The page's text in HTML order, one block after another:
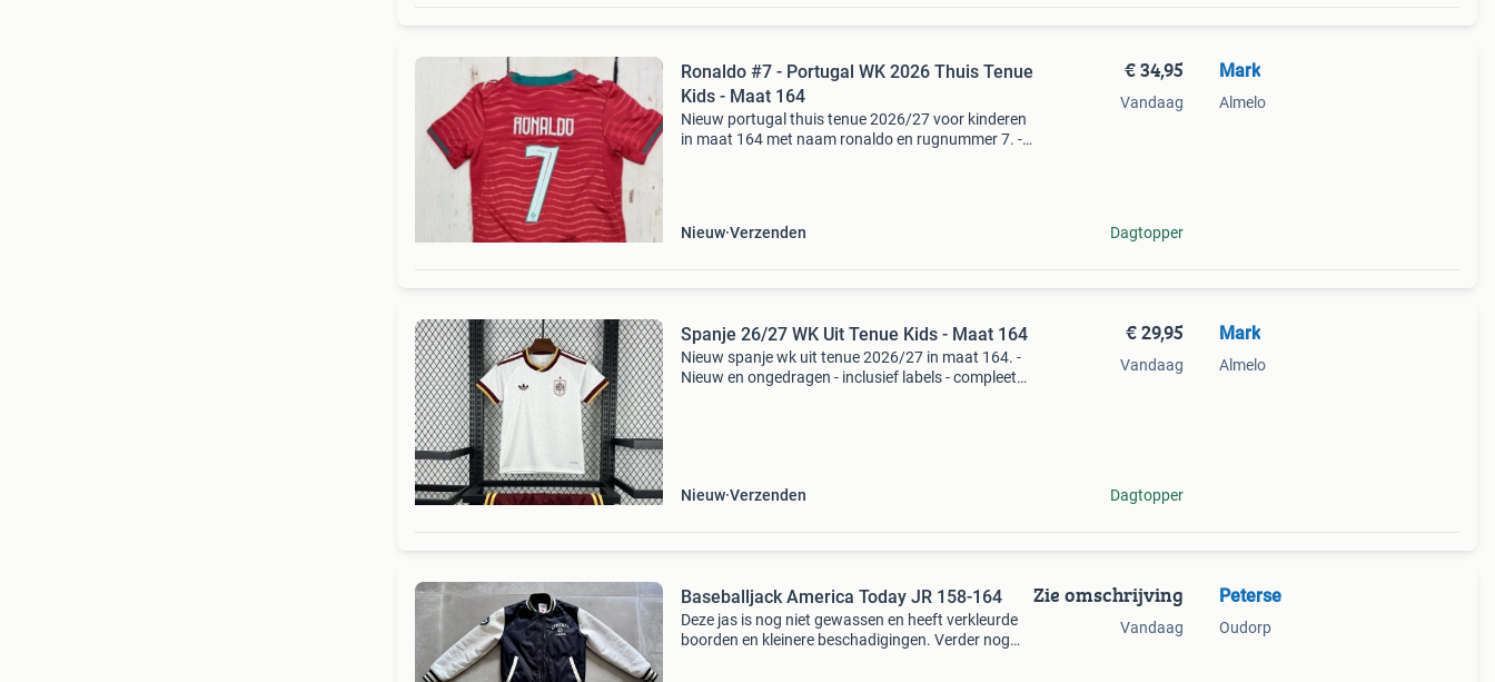
Ronaldo #7 - Portugal WK 2026 Thuis Tenue
Kids - Maat 164
Nieuw portugal thuis tenue 2026/27 voor kinderen
in maat 164 met naam ronaldo en rugnummer 7. -
Nieuw Verzenden
€ 34,95
Vandaag
Dagtopper
Mark
Almelo
Spanje 26/27 WK Uit Tenue Kids - Maat 164
Nieuw spanje wk uit tenue 2026/27 in maat 164. -
Nieuw en ongedragen - inclusief labels - compleet
Nieuw Verzenden
€ 29,95
Vandaag
Dagtopper
Mark
Almelo
Baseballjack America Today JR 158-164
Deze jas is nog niet gewassen en heeft verkleurde
boorden en kleinere beschadigingen. Verder nog
Zie omschrijving
Vandaag
Peterse
Oudorp